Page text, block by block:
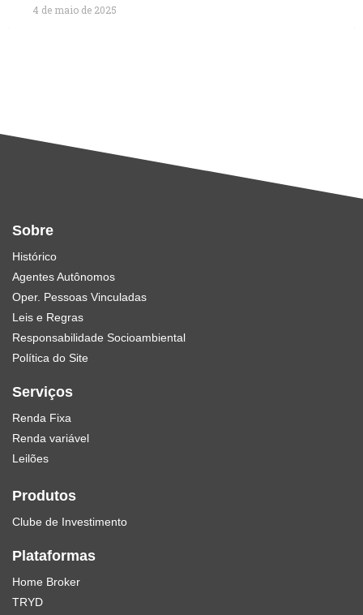
4 de maio de 2025
Sobre
Histórico
Agentes Autônomos
Oper. Pessoas Vinculadas
Leis e Regras
Responsabilidade Socioambiental
Política do Site
Serviços
Renda Fixa
Renda variável
Leilões
Produtos
Clube de Investimento
Plataformas
Home Broker
TRYD